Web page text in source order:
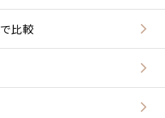
比較